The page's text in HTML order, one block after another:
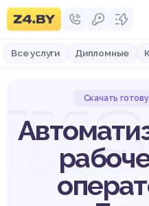
Все услуги Дипломные
Скачать